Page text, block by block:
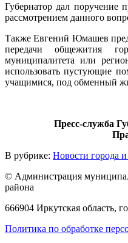
Губернатор дал поручение
рассмотрением данного
Также Евгений Юмашев
передачи общежития
муниципалитета или
использовать пустующие
учащимися, под обменный
Пресс-служба
В рубрике: Новости города
© Администрация
района
666904 Иркутская область,
Политика по обработке